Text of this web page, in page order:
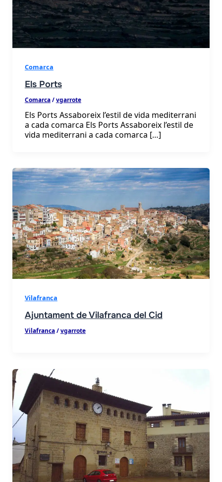
Comarca
Els Ports
Comarca/vgarrote
Els Ports Assaboreix l’estil de vida mediterrani
a cada comarca Els Ports Assaboreix l’estil de
vida mediterrani a cada comarca […]
Vilafranca
Ajuntament de Vilafranca del Cid
Vilafranca/vgarrote